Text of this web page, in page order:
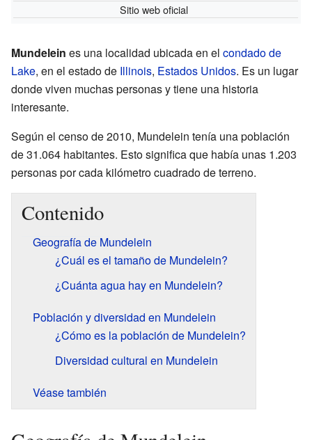
Sitio web oficial
Mundelein es una localidad ubicada en el condado de
Lake, en el estado de Illinois, Estados Unidos. Es un lugar
donde viven muchas personas y tiene una historia
interesante.
Según el censo de 2010, Mundelein tenía una población
de 31.064 habitantes. Esto significa que había unas 1.203
personas por cada kilómetro cuadrado de terreno.
Contenido
Geografía de Mundelein
¿Cuál es el tamaño de Mundelein?
¿Cuánta agua hay en Mundelein?
Población y diversidad en Mundelein
¿Cómo es la población de Mundelein?
Diversidad cultural en Mundelein
Véase también